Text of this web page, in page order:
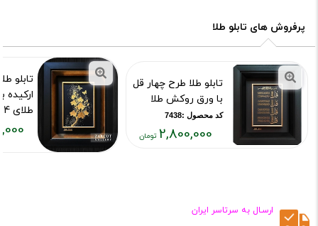
تومان
پرفروش های تابلو طلا
تابلو طلا طرح چهار قل
با ورق روکش طلا
کد محصول :7438
2,800,000
تابلو
طلای 24 عیار
کد محصول
ارسـال به سرتاسر ایران